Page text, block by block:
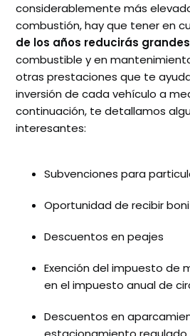
considerablemente más
combustión, hay que tener en
de los años reducirás
combustible y en
otras prestaciones que te
inversión de cada vehículo a
continuación, te detallamos
interesantes:
Subvenciones para
Oportunidad de recibir
Descuentos en peajes
Exención del impuesto de
en el impuesto anual de
Descuentos en